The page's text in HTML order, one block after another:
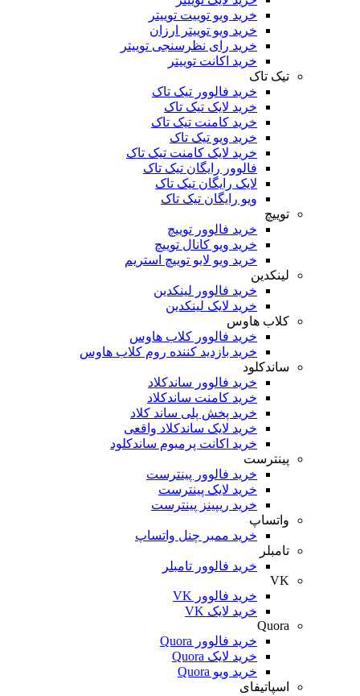
خرید ویو توییت توییتر
خرید ویو توییتر ارزان
خرید رای نظرسنجی توییتر
خرید اکانت توییتر
تیک تاک
خرید فالوور تیک تاک
خرید لایک تیک تاک
خرید کامنت تیک ‌تاک
خرید ویو تیک تاک
خرید لایک کامنت تیک تاک
فالوور رایگان تیک تاک
لایک رایگان تیک تاک
ویو رایگان تیک تاک
خرید فالوور توییچ
خرید ویو کانال توییچ
خرید ویو لایو توییچ استریم
لینکدین
خرید فالوور لینکدین
خرید لایک لینکدین
کلاب هاوس
خرید فالوور کلاب هاوس
خرید بازدید کننده روم کلاب هاوس
ساندکلود
خرید فالوور ساندکلاد
خرید کامنت ساندکلاد
خرید پخش پلی ساند کلاد
خرید لایک ساندکلاد واقعی
خرید اکانت پرمیوم ساندکلود
پینترست
خرید فالوور پینترست
خرید لایک پینترست
خرید ریپینز پینترست
واتساپ
خرید ممبر چنل واتساپ
خرید فالوور تامبلر
خرید فالوور VK
خرید لایک VK
خرید فالوور Quora
خرید لایک Quora
خرید ویو Quora
اسپاتیفای